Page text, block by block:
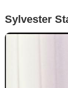
Sylvester